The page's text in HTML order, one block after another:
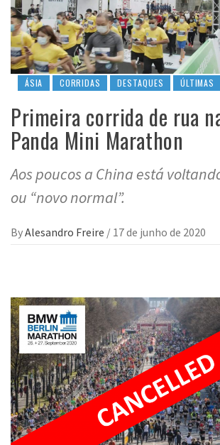
ÁSIA CORRIDAS DESTAQUES ÚLTIMAS
Primeira corrida de rua
Panda Mini Marathon
Aos poucos a China está
ou “novo normal”.
ByAlesandro Freire / 17 de junho de 2020